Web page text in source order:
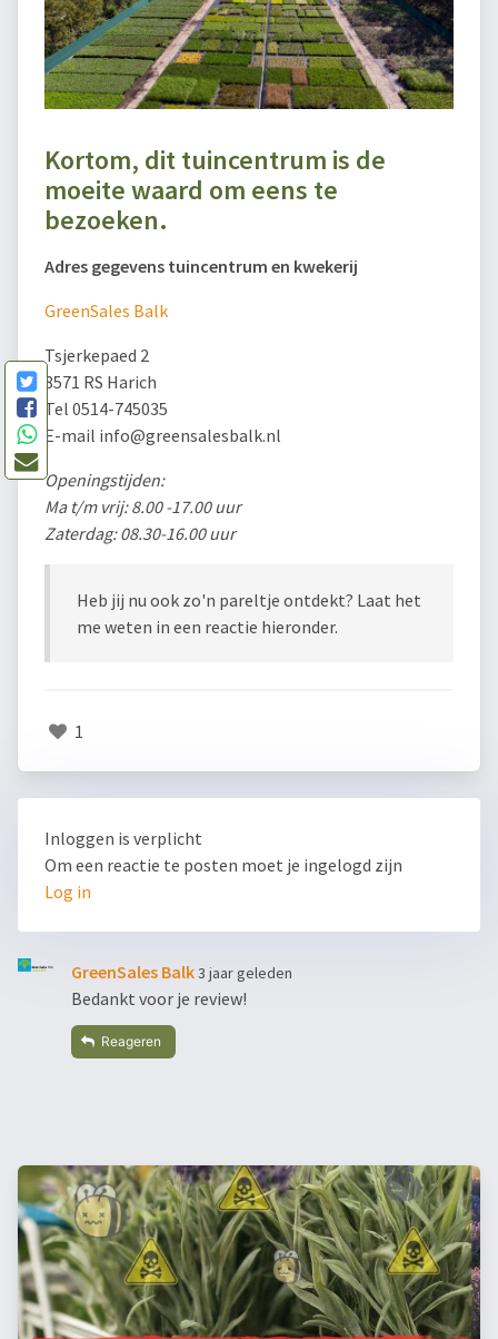
Kortom, dit tuincentrum is de
moeite waard om eens te
bezoeken.
Adres gegevens tuincentrum en kwekerij
GreenSales Balk
Tsjerkepaed 2
8571 RS Harich
Tel 0514-745035
E-mail info@greensalesbalk.nl
Openingstijden:
Ma t/m vrij: 8.00 -17.00 uur
Zaterdag: 08.30-16.00 uur
Heb jij nu ook zo'n pareltje ontdekt? Laat het
me weten in een reactie hieronder.
1
Inloggen is verplicht
Om een reactie te posten moet je ingelogd zijn
Log in
GreenSales Balk3 jaar geleden
Bedankt voor je review!
Reageren